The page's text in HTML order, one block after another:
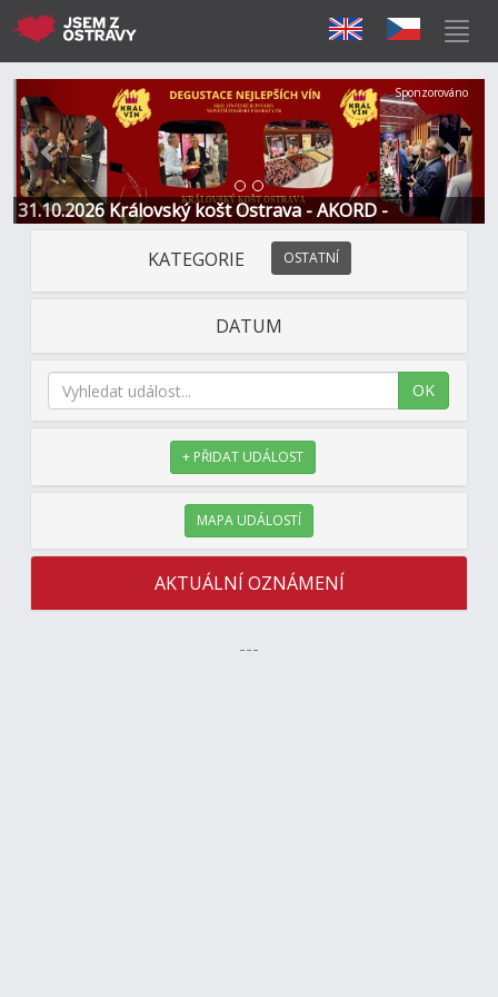
31.10.2026 Královský košt Ostrava - AKORD -
Restaurace a Hotel
Předchozí Další
Sponzorováno
KATEGORIE OSTATNÍ
DATUM
OK
+ PŘIDAT UDÁLOST
MAPA UDÁLOSTÍ
AKTUÁLNÍ OZNÁMENÍ
---